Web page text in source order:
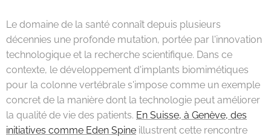
Le domaine de la santé connaît depuis plusieurs
décennies une profonde mutation, portée par l'innovation
technologique et la recherche scientifique. Dans ce
contexte, le développement d'implants biomimétiques
pour la colonne vertébrale s'impose comme un exemple
concret de la manière dont la technologie peut améliorer
la qualité de vie des patients. En Suisse, à Genève, des
initiatives comme Eden Spine illustrent cette rencontre